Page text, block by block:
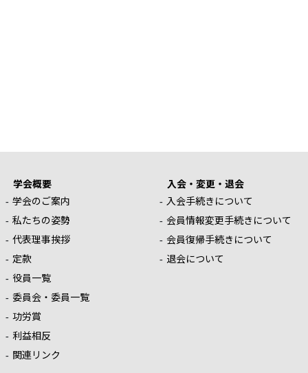
学会概要
学会のご案内
私たちの姿勢
代表理事挨拶
定款
役員一覧
委員会・委員一覧
功労賞
利益相反
関連リンク
入会・変更・退会
入会手続きについて
会員情報変更手続きについて
会員復帰手続きについて
退会について